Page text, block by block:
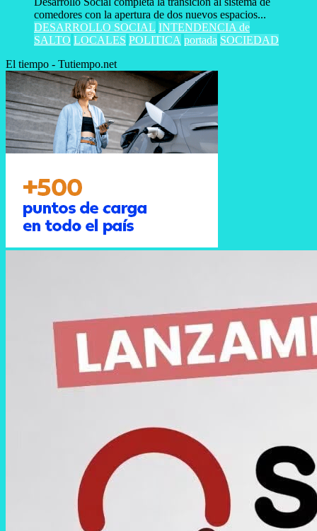
comedores con la apertura de dos nuevos espacios...
DESARROLLO SOCIAL INTENDENCIA de
SALTO LOCALES POLITICA portada SOCIEDAD
El tiempo - Tutiempo.net